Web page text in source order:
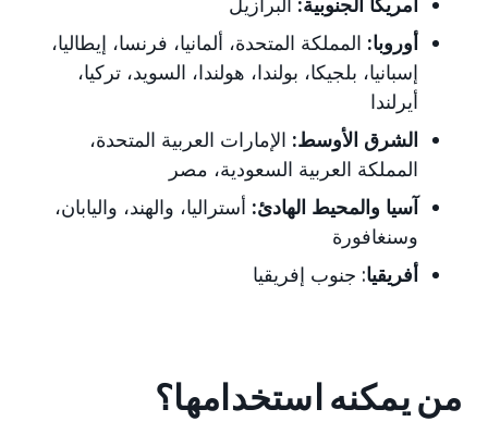
أوروبا: المملكة المتحدة، ألمانيا، فرنسا، إيطاليا،
إسبانيا، بلجيكا، بولندا، هولندا، السويد، تركيا،
أيرلندا
الشرق الأوسط: الإمارات العربية المتحدة،
المملكة العربية السعودية، مصر
آسيا والمحيط الهادئ: أستراليا، والهند، واليابان،
وسنغافورة
أفريقيا: جنوب إفريقيا
من يمكنه استخدامها؟